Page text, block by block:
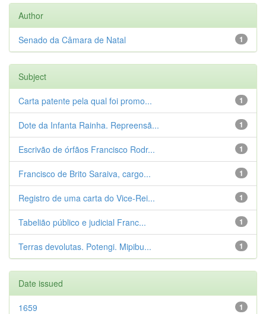
Author
1
Senado da Câmara de Natal
Subject
1
Carta patente pela qual foi promo...
1
Dote da Infanta Rainha. Repreensã...
1
Escrivão de órfãos Francisco Rodr...
1
Francisco de Brito Saraiva, cargo...
1
Registro de uma carta do Vice-Rei...
1
Tabelião público e judicial Franc...
1
Terras devolutas. Potengi. Mipibu...
Date issued
1
1659